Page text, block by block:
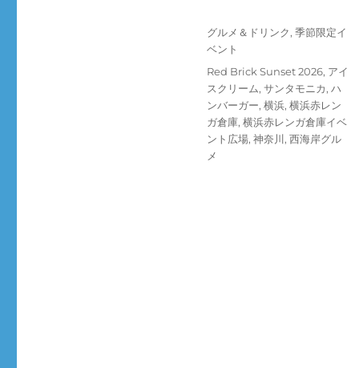
投
カ
テ
グルメ＆ドリンク, 季節限定イ
ベント
タ
グ
Red Brick Sunset 2026, アイ
スクリーム, サンタモニカ, ハ
ンバーガー, 横浜, 横浜赤レン
ガ倉庫, 横浜赤レンガ倉庫イベ
ント広場, 神奈川, 西海岸グル
メ